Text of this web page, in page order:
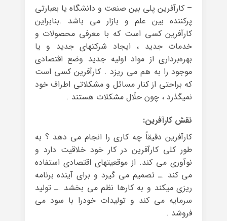
– کارآفرین پلی بین صنعت و دانشگاه یا بعبارتی
پرکننده بین علم و بازار می باشد .بنابراین
کارآفرین کسی است که با معرفی محصولات و
خدمات جدید ، ایجاد شرکتهای جدید و یا
بهره‌برداری از مواد اولیه جدید وضع اقتصادی
موجود را به هم می ریزد . کارآفرین کسی است
که براحتی از کنار مسائل و مشکلاتی اطراف خود
نمیگذرد ، چون حلّال مشکلات هستند .
نقش کارآفرین:
کارآفرین دقیقاً چه کاری را انجام می دهد ؟ به
طور کلی کارآفرین در کار خود خلاقیت دارد و
نوآوری می کند. از موقعیتهای اقتصادی استفاده
می کند .ـ تصمیم می گیرد و برای آینده برنامه
ریزی میکند و به کارها نظم می بخشد .ـ تولید
سرمایه می کند و تولیدات خودرا با سود می
فروشد .